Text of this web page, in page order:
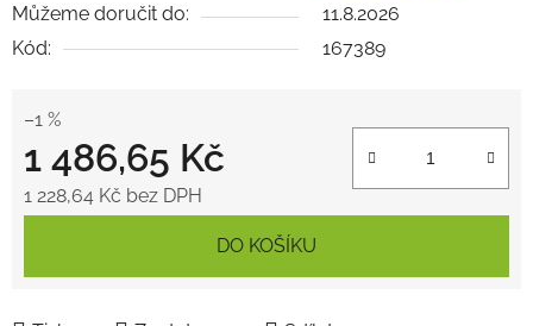
Můžeme doručit do:
11.8.2026
Kód:
167389
–1 %
1 486,65 Kč
1 228,64 Kč bez DPH
DO KOŠÍKU